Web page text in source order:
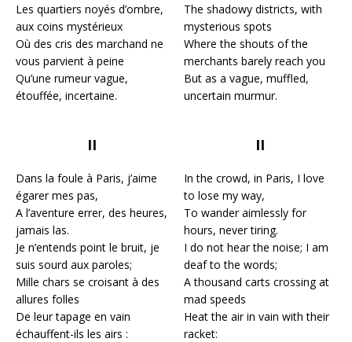
Les quartiers noyés d’ombre,
aux coins mystérieux
Où des cris des marchand ne
vous parvient à peine
Qu’une rumeur vague,
étouffée, incertaine.
The shadowy districts, with
mysterious spots
Where the shouts of the
merchants barely reach you
But as a vague, muffled,
uncertain murmur.
II
Dans la foule à Paris, j’aime
égarer mes pas,
A l’aventure errer, des heures,
jamais las.
Je n’entends point le bruit, je
suis sourd aux paroles;
Mille chars se croisant à des
allures folles
De leur tapage en vain
échauffent-ils les airs :
II
In the crowd, in Paris, I love
to lose my way,
To wander aimlessly for
hours, never tiring.
I do not hear the noise; I am
deaf to the words;
A thousand carts crossing at
mad speeds
Heat the air in vain with their
racket: